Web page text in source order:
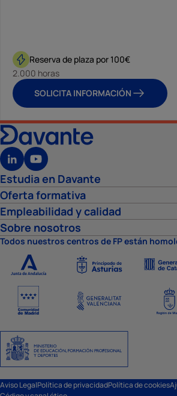
Reserva de plaza por 100€
2.000 horas
SOLICITA INFORMACIÓN
Estudia en Davante
Oferta formativa
Empleabilidad y calidad
Sobre nosotros
Todos nuestros centros de FP están
Aviso LegalPolítica de privacidadPolítica de cookies